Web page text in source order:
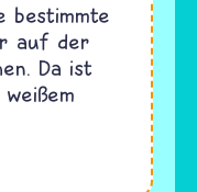
bestimmte
auf der
Da ist